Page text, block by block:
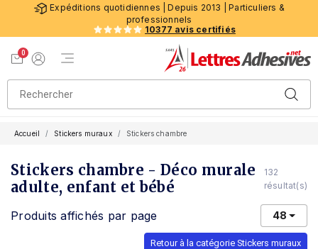
Expéditions quotidiennes | Depuis 2013 | Particuliers &
professionnels
10377 avis certifiés
0
Menu de navigation
Accueil Stickers muraux Stickers chambre
Stickers chambre - Déco murale
adulte, enfant et bébé
132
résultat(s)
Produits affichés par page 48
Retour à la catégorie Stickers muraux